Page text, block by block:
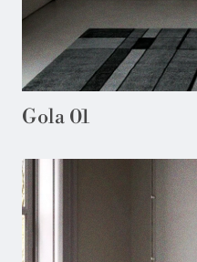
Gola 01